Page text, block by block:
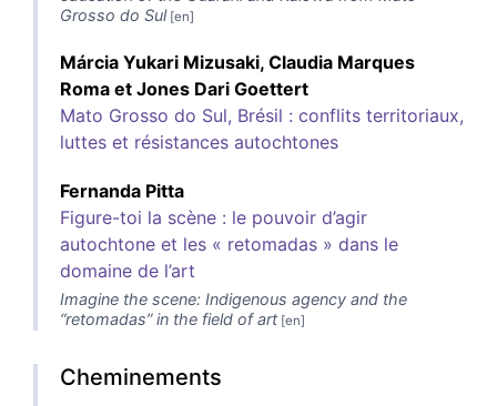
Grosso do Sul
Márcia Yukari Mizusaki, Claudia Marques
Roma et Jones Dari Goettert
Mato Grosso do Sul, Brésil : conflits territoriaux,
luttes et résistances autochtones
Fernanda Pitta
Figure-toi la scène : le pouvoir d’agir
autochtone et les « retomadas » dans le
domaine de l’art
Imagine the scene: Indigenous agency and the
“retomadas” in the field of art
Cheminements